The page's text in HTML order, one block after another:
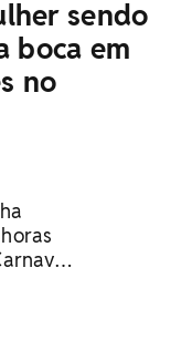
sendo
boca em
no